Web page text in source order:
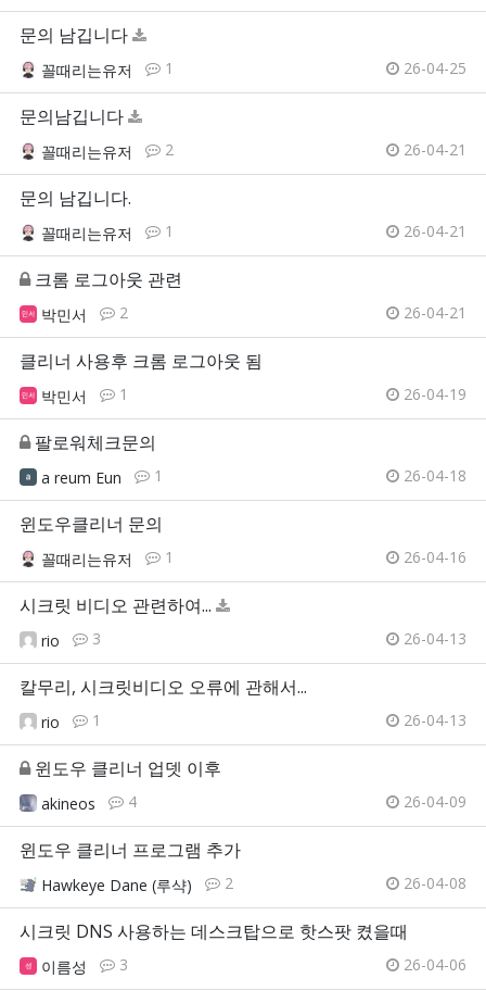
문의 남깁니다
꼴때리는유저 1 26-04-25
문의남깁니다
꼴때리는유저 2 26-04-21
문의 남깁니다.
꼴때리는유저 1 26-04-21
크롬 로그아웃 관련
박민서 2 26-04-21
클리너 사용후 크롬 로그아웃 됨
박민서 1 26-04-19
팔로워체크문의
a reum Eun 1 26-04-18
윈도우클리너 문의
꼴때리는유저 1 26-04-16
시크릿 비디오 관련하여...
rio 3 26-04-13
칼무리, 시크릿비디오 오류에 관해서...
rio 1 26-04-13
윈도우 클리너 업뎃 이후
akineos 4 26-04-09
윈도우 클리너 프로그램 추가
Hawkeye Dane (루샥) 2 26-04-08
시크릿 DNS 사용하는 데스크탑으로 핫스팟 켰을때
이름성 3 26-04-06